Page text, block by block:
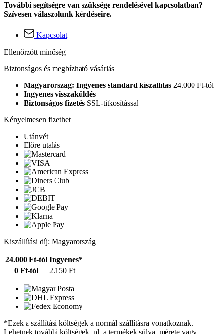
További segítségre van szüksége rendelésével kapcsolatban?
Szívesen válaszolunk kérdéseire.
Kapcsolat
Ellenőrzött minőség
Biztonságos és megbízható vásárlás
Magyarország: Ingyenes standard kiszállítás 24.000 Ft-tól
Ingyenes visszaküldés
Biztonságos fizetés SSL-titkosítással
Kényelmesen fizethet
Utánvét
Előre utalás
Kiszállítási díj: Magyarország
24.000 Ft-tól Ingyenes*
0 Ft-tól
2.150 Ft
*Ezek a szállítási költségek a normál szállításra vonatkoznak.
Lehetnek további költségek, pl. a termékek súlya, mérete vagy